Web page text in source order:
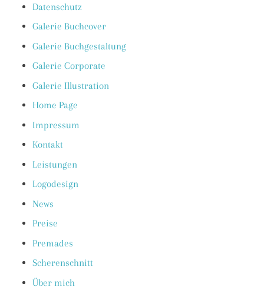
Datenschutz
Galerie Buchcover
Galerie Buchgestaltung
Galerie Corporate
Galerie Illustration
Home Page
Impressum
Kontakt
Leistungen
Logodesign
News
Preise
Premades
Scherenschnitt
Über mich